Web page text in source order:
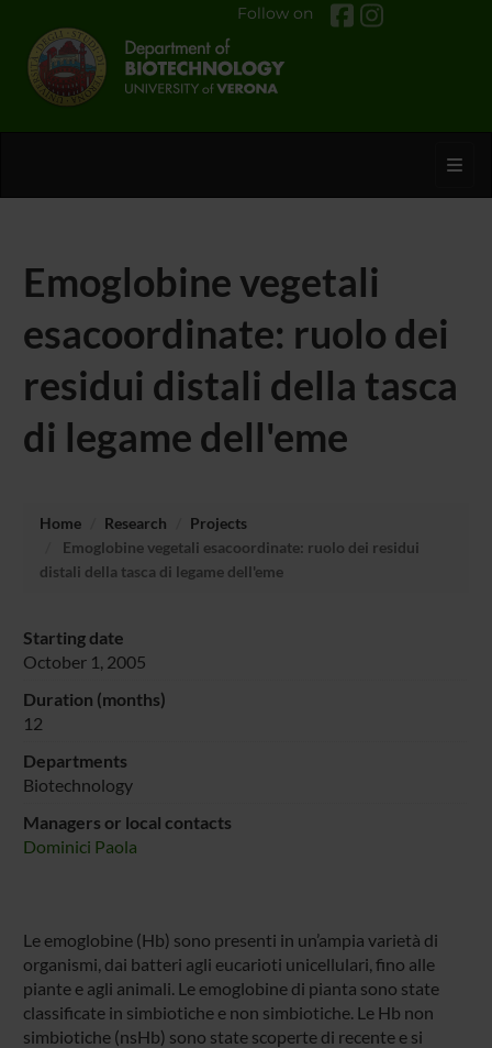
Follow on
Emoglobine vegetali
esacoordinate: ruolo dei
residui distali della tasca
di legame dell'eme
Home Research
Projects
Emoglobine vegetali esacoordinate: ruolo dei residui
distali della tasca di legame dell'eme
Starting date
October 1, 2005
Duration (months)
12
Departments
Biotechnology
Managers or local contacts
Dominici Paola
Le emoglobine (Hb) sono presenti in un’ampia varietà di
organismi, dai batteri agli eucarioti unicellulari, fino alle
piante e agli animali. Le emoglobine di pianta sono state
classificate in simbiotiche e non simbiotiche. Le Hb non
simbiotiche (nsHb) sono state scoperte di recente e si